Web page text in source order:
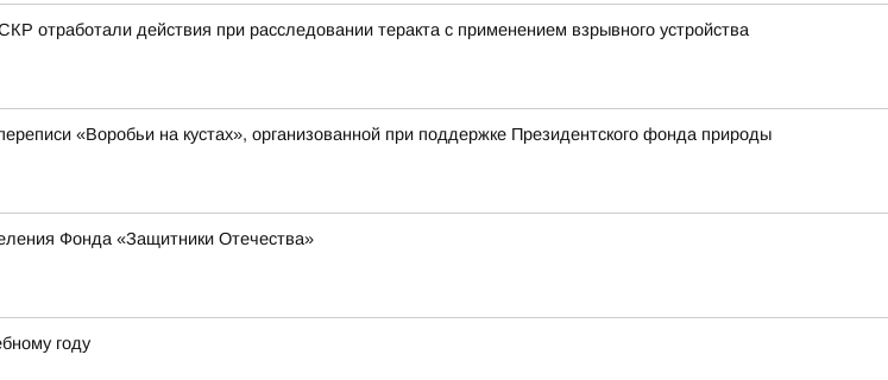
отработали действия при расследовании теракта с применением взрывного устройства
«Воробьи на кустах», организованной при поддержке Президентского фонда природы
Фонда «Защитники Отечества»
году